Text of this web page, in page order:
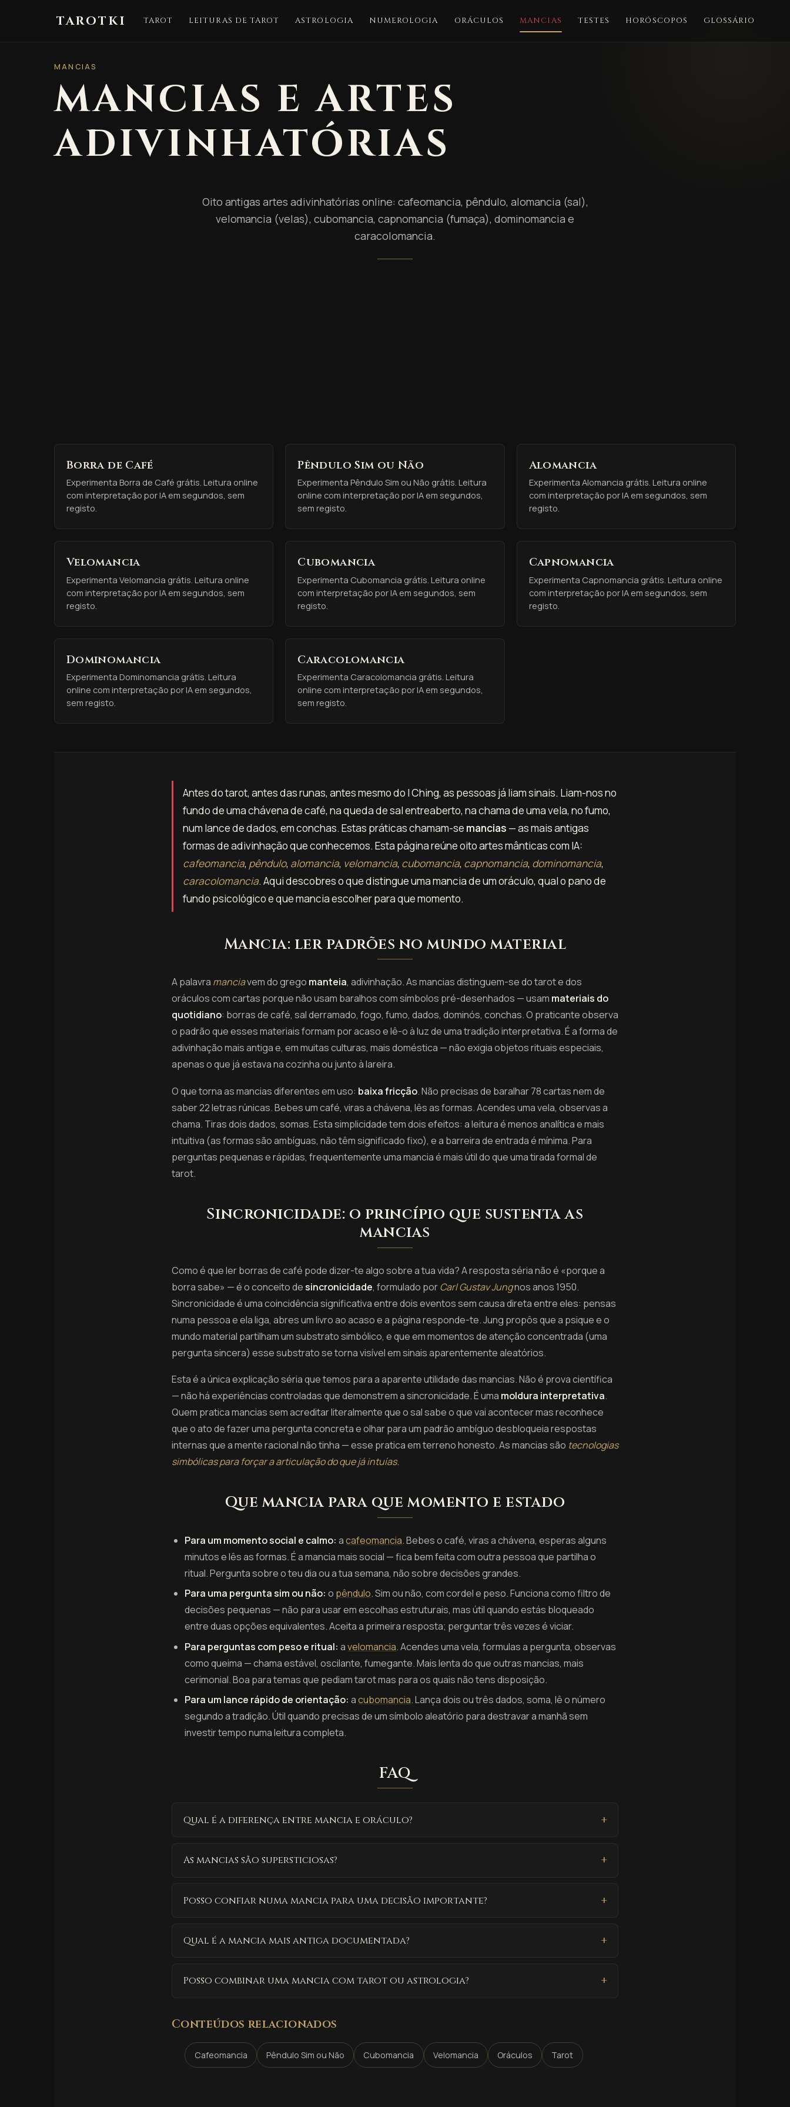
TAROTKI TAROT LEITURAS DE TAROT ASTROLOGIA NUMEROLOGIA ORÁCULOS MANCIAS TESTES HORÓSCOPOS GLOSSÁRIO
MANCIAS
MANCIAS E ARTES
ADIVINHATÓRIAS
Oito antigas artes adivinhatórias online: cafeomancia, pêndulo, alomancia (sal),
velomancia (velas), cubomancia, capnomancia (fumaça), dominomancia e
caracolomancia.
Borra de Café
Experimenta Borra de Café grátis. Leitura online
com interpretação por IA em segundos, sem
registo.
Pêndulo Sim ou Não
Experimenta Pêndulo Sim ou Não grátis. Leitura
online com interpretação por IA em segundos,
sem registo.
Alomancia
Experimenta Alomancia grátis. Leitura online
com interpretação por IA em segundos, sem
registo.
Velomancia
Experimenta Velomancia grátis. Leitura online
com interpretação por IA em segundos, sem
registo.
Cubomancia
Experimenta Cubomancia grátis. Leitura online
com interpretação por IA em segundos, sem
registo.
Capnomancia
Experimenta Capnomancia grátis. Leitura online
com interpretação por IA em segundos, sem
registo.
Dominomancia
Experimenta Dominomancia grátis. Leitura
online com interpretação por IA em segundos,
sem registo.
Caracolomancia
Experimenta Caracolomancia grátis. Leitura
online com interpretação por IA em segundos,
sem registo.
Antes do tarot, antes das runas, antes mesmo do I Ching, as pessoas já liam sinais. Liam-nos no
fundo de uma chávena de café, na queda de sal entreaberto, na chama de uma vela, no fumo,
num lance de dados, em conchas. Estas práticas chamam-se mancias — as mais antigas
formas de adivinhação que conhecemos. Esta página reúne oito artes mânticas com IA:
cafeomancia, pêndulo, alomancia, velomancia, cubomancia, capnomancia, dominomancia,
caracolomancia. Aqui descobres o que distingue uma mancia de um oráculo, qual o pano de
fundo psicológico e que mancia escolher para que momento.
Mancia: ler padrões no mundo material
A palavra manciavem do grego manteia, adivinhação. As mancias distinguem-se do tarot e dos
oráculos com cartas porque não usam baralhos com símbolos pré-desenhados — usam materiais do
quotidiano: borras de café, sal derramado, fogo, fumo, dados, dominós, conchas. O praticante observa
o padrão que esses materiais formam por acaso e lê-o à luz de uma tradição interpretativa. É a forma de
adivinhação mais antiga e, em muitas culturas, mais doméstica — não exigia objetos rituais especiais,
apenas o que já estava na cozinha ou junto à lareira.
O que torna as mancias diferentes em uso: baixa fricção. Não precisas de baralhar 78 cartas nem de
saber 22 letras rúnicas. Bebes um café, viras a chávena, lês as formas. Acendes uma vela, observas a
chama. Tiras dois dados, somas. Esta simplicidade tem dois efeitos: a leitura é menos analítica e mais
intuitiva (as formas são ambíguas, não têm significado fixo), e a barreira de entrada é mínima. Para
perguntas pequenas e rápidas, frequentemente uma mancia é mais útil do que uma tirada formal de
tarot.
Sincronicidade: o princípio que sustenta as
mancias
Como é que ler borras de café pode dizer-te algo sobre a tua vida? A resposta séria não é «porque a
borra sabe» — é o conceito desincronicidade, formulado porCarl Gustav Jungnos anos 1950.
Sincronicidade é uma coincidência significativa entre dois eventos sem causa direta entre eles: pensas
numa pessoa e ela liga, abres um livro ao acaso e a página responde-te. Jung propôs que a psique e o
mundo material partilham um substrato simbólico, e que em momentos de atenção concentrada (uma
pergunta sincera) esse substrato se torna visível em sinais aparentemente aleatórios.
Esta é a única explicação séria que temos para a aparente utilidade das mancias. Não é prova científica
— não há experiências controladas que demonstrem a sincronicidade. É uma moldura interpretativa.
Quem pratica mancias sem acreditar literalmente que o sal sabe o que vai acontecer mas reconhece
que o ato de fazer uma pergunta concreta e olhar para um padrão ambíguo desbloqueia respostas
internas que a mente racional não tinha — esse pratica em terreno honesto. As mancias são tecnologias
simbólicas para forçar a articulação do que já intuías.
Que mancia para que momento e estado
Para um momento social e calmo: acafeomancia. Bebes o café, viras a chávena, esperas alguns
minutos e lês as formas. É a mancia mais social — fica bem feita com outra pessoa que partilha o
ritual. Pergunta sobre o teu dia ou a tua semana, não sobre decisões grandes.
Para uma pergunta sim ou não: o pêndulo. Sim ou não, com cordel e peso. Funciona como filtro de
decisões pequenas — não para usar em escolhas estruturais, mas útil quando estás bloqueado
entre duas opções equivalentes. Aceita a primeira resposta; perguntar três vezes é viciar.
Para perguntas com peso e ritual: avelomancia. Acendes uma vela, formulas a pergunta, observas
como queima — chama estável, oscilante, fumegante. Mais lenta do que outras mancias, mais
cerimonial. Boa para temas que pediam tarot mas para os quais não tens disposição.
Para um lance rápido de orientação: acubomancia. Lança dois ou três dados, soma, lê o número
segundo a tradição. Útil quando precisas de um símbolo aleatório para destravar a manhã sem
investir tempo numa leitura completa.
FAQ
Qual é a diferença entre mancia e oráculo?
As mancias são supersticiosas?
Posso confiar numa mancia para uma decisão importante?
Qual é a mancia mais antiga documentada?
Posso combinar uma mancia com tarot ou astrologia?
Conteúdos relacionados
Cafeomancia Pêndulo Sim ou Não Cubomancia Velomancia Oráculos Tarot